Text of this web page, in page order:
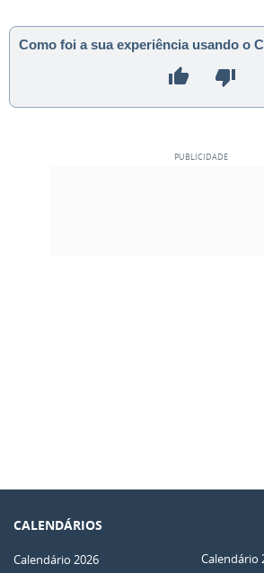
Como foi a sua experiência usando o
CALENDÁRIOS
Calendário 2026 Calendário